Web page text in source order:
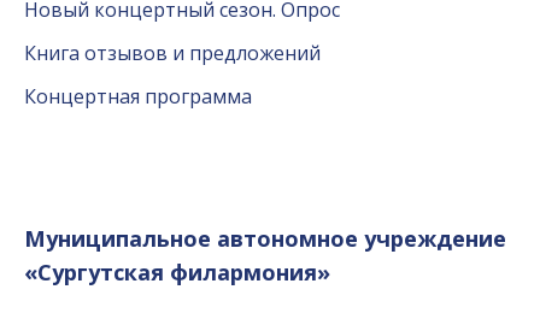
Новый концертный сезон. Опрос
Книга отзывов и предложений
Концертная программа
Муниципальное автономное учреждение
«Сургутская филармония»